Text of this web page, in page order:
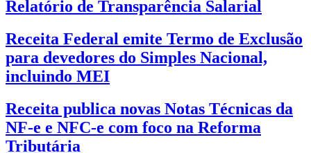
Relatório de Transparência Salarial
Receita Federal emite Termo de Exclusão
para devedores do Simples Nacional,
incluindo MEI
Receita publica novas Notas Técnicas da
NF-e e NFC-e com foco na Reforma
Tributária